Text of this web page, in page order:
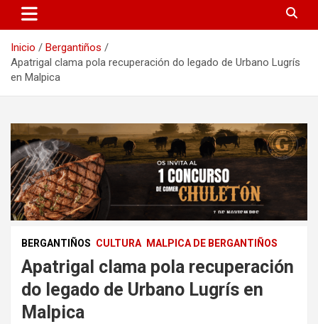
Inicio
Bergantiños
Apatrigal clama pola recuperación do legado de Urbano Lugrís
en Malpica
BERGANTIÑOS CULTURA MALPICA DE BERGANTIÑOS
Apatrigal clama pola recuperación
do legado de Urbano Lugrís en
Malpica